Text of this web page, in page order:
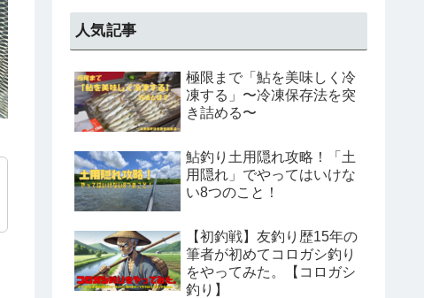
人気記事
極限まで「鮎を美味しく冷
凍する」〜冷凍保存法を突
き詰める〜
鮎釣り土用隠れ攻略！「土
用隠れ」でやってはいけな
い8つのこと！
【初釣戦】友釣り歴15年の
筆者が初めてコロガシ釣り
をやってみた。【コロガシ
釣り】